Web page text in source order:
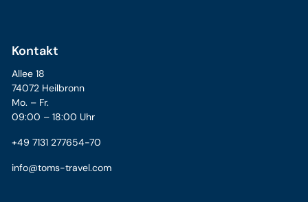
Kontakt
Allee 18
74072 Heilbronn
Mo. – Fr.
09:00 – 18:00 Uhr
+49 7131 277654-70
info@toms-travel.com